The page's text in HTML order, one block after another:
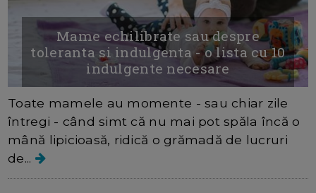
Mame echilibrate sau despre
toleranta si indulgenta - o lista cu 10
indulgente necesare
Toate mamele au momente - sau chiar zile
întregi - când simt că nu mai pot spăla încă o
mână lipicioasă, ridică o grămadă de lucruri
de...